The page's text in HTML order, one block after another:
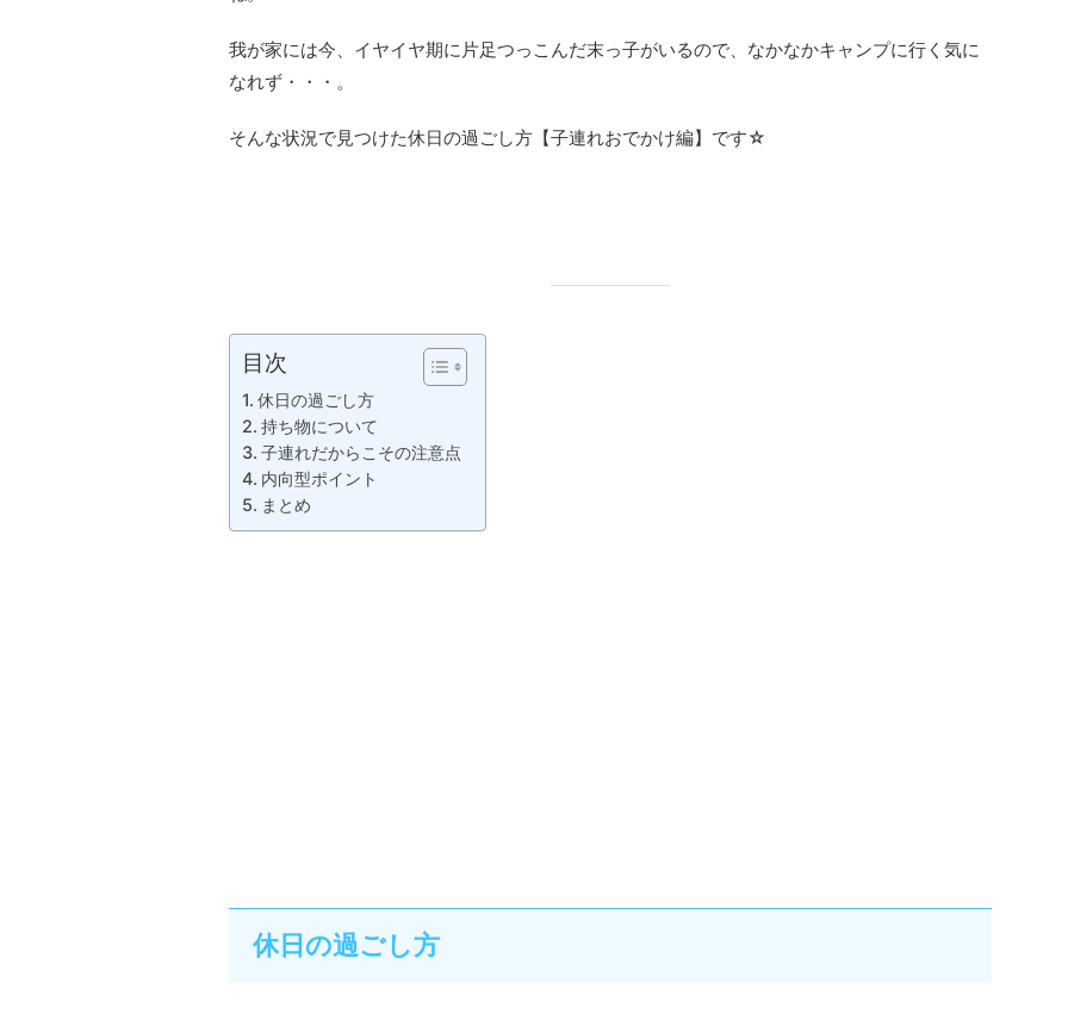
我が家には今、イヤイヤ期に片足つっこんだ末っ子がいるので、なかなかキャンプに行く気に
なれず・・・。
そんな状況で見つけた休日の過ごし方【子連れおでかけ編】です☆
目次
休日の過ごし方
持ち物について
子連れだからこその注意点
内向型ポイント
まとめ
休日の過ごし方